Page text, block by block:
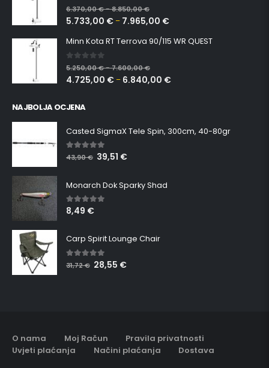
0 out of 5
6.370,00€–8.850,00€
5.733,00 € – 7.965,00 €
Minn Kota RT Terrova 90/115 WR QUEST
0 out of 5
5.250,00€–7.600,00€
4.725,00 € – 6.840,00 €
NAJBOLJA OCJENA
Casted SigmaX Tele Spin, 300cm, 40-80gr
5.00out of 5
43,90€ 39,51 €
Monarch Dok Sparky Shad
5.00 out of 5
8,49 €
Carp Spirit Lounge Chair
5.00 out of 5
31,72€ 28,55 €
O nama Moj Račun
Pravila privatnosti
Uvjeti plaćanja
Načini plaćanja Dostava